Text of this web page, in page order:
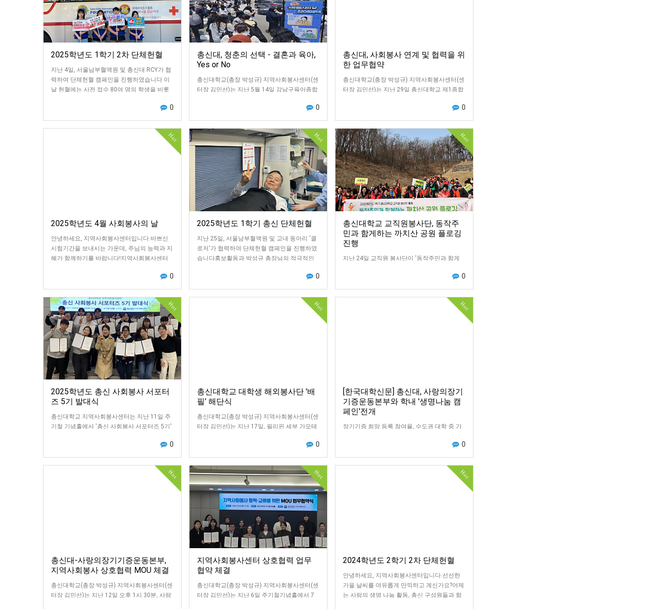
2025학년도 1학기 2차 단체헌혈
지난 4일, 서울남부혈액원 및 총신대 RCY가 협
력하여 단체헌혈 캠페인을 진행하였습니다.이
날 헌혈에는 사전 접수 80여 명의 학생을 비롯
0
총신대, 청춘의 선택 - 결혼과 육아,
Yes or No
총신대학교(총장 박성규) 지역사회봉사센터(센
터장 김민선)는 지난 5월 14일 강남구육아종합
를 진행했다.이번 행사는 결혼과 출산을 기피…0
총신대, 사회봉사 연계 및 협력을 위
한 업무협약
총신대학교(총장 박성규) 지역사회봉사센터(센
터장 김민선)는 지난 29일 총신대학교 제1종합
서구청소년상담복지센터, 강서구학교밖청소년
지원센…
0
Hot
2025학년도 4월 사회봉사의 날
안녕하세요, 지역사회봉사센터입니다.바쁘신
시험기간을 보내시는 가운데, 주님의 능력과 지
혜가 함께하기를 바랍니다!지역사회봉사센터
0
Hot
2025학년도 1학기 총신 단체헌혈
지난 25일, 서울남부혈액원 및 교내 동아리 '클
로저'가 협력하여 단체헌혈 캠페인을 진행하였
습니다홍보활동과 박성규 총장님의 적극적인
0
Hot
총신대학교 교직원봉사단, 동작주
민과 함게하는 까치산 공원 플로깅
진행
지난 24일 교직원 봉사단이 '동작주민과 함게
여하였습니다!교직원 봉사단 활동은 사당4동
주민센터와 연계하여, 동작구 주민 약 150여
명…
0
Hot
2025학년도 총신 사회봉사 서포터
즈 5기 발대식
총신대학교 지역사회봉사센터는 지난 11일 주
기철 기념홀에서 '총신 사회봉사 서포터즈 5기'
김과 나눔을 실천하기 위해 다양한 사회봉사 활
동…
0
Hot
총신대학교 대학생 해외봉사단 '배
필' 해단식
총신대학교(총장 박성규) 지역사회봉사센터(센
터장 김민선)는 지난 17일, 필리핀 세부 가모테
0
Hot
[한국대학신문] 총신대, 사랑의장기
기증운동본부와 학내 '생명나눔 캠
페인'전개
장기기증 희망 등록 참여율, 수도권 대학 중 가
자]총신대학교(총장 박성규)는 사랑의장기기증
운동본부와 함께 학생 및 교직원을 대상으로 …
0
Hot
총신대-사랑의장기기증운동본부,
지역사회봉사 상호협력 MOU 체결
총신대학교(총장 박성규) 지역사회봉사센터(센
터장 김민선)는 지난 12일 오후 1시 30분, 사랑
Hot
지역사회봉사센터 상호협력 업무
협약 체결
총신대학교(총장 박성규) 지역사회봉사센터(센
터장 김민선)는 지난 6일 주기철기념홀에서 7
Hot
2024학년도 2학기 2차 단체헌혈
안녕하세요, 지역사회봉사센터입니다.선선한
가을 날씨를 여유롭게 만끽하고 계신가요?어제
는 사랑의 생명 나눔 활동, 총신 구성원들과 함